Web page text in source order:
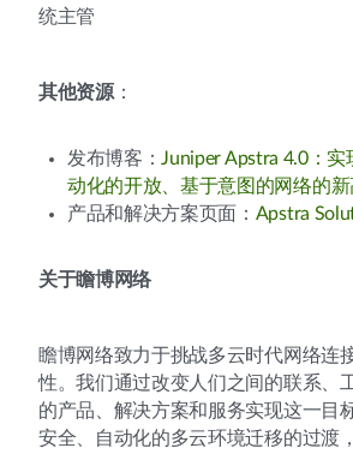
统主管
其他资源：
发布博客：Juniper Apstra 4.0：
动化的开放、基于意图的网络的
产品和解决方案页面： Apstra
关于瞻博网络
瞻博网络致力于挑战多云时代网络连
性。我们通过改变人们之间的联系、
的产品、解决方案和服务实现这一目
安全、自动化的多云环境迁移的过渡